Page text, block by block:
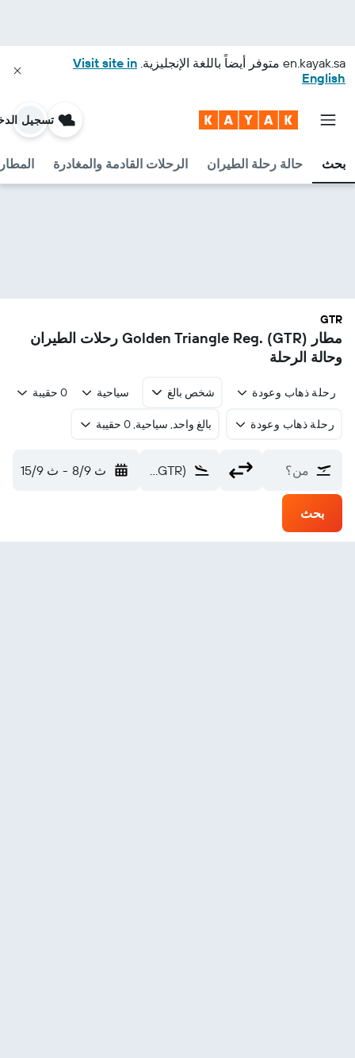
en.kayak.sa متوفر أيضاً باللغة الإنجليزية. Visit site in
English
بحث حالة رحلة الطيران الرحلات القادمة والمغادرة
تسجيل
GTR
مطار Golden Triangle Reg. (GTR) رحلات الطيران
وحالة الرحلة
رحلة ذهاب وعودة شخص بالغ سياحية 0 حقيبة
رحلة ذهاب وعودة بالغ واحد, سياحية, 0 حقيبة
من؟ Golden Triangle Reg. (GTR) ث 8/9 - ث 15/9
بحث